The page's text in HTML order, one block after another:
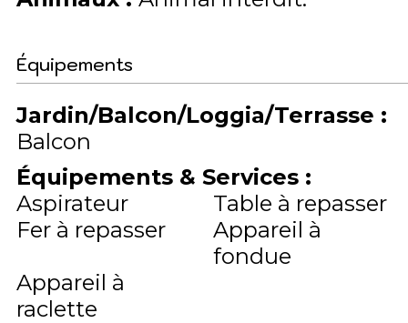
Équipements
Jardin/Balcon/Loggia/Terrasse :
Balcon
Équipements & Services :
Aspirateur
Table à repasser
Fer à repasser
Appareil à
fondue
Appareil à
raclette